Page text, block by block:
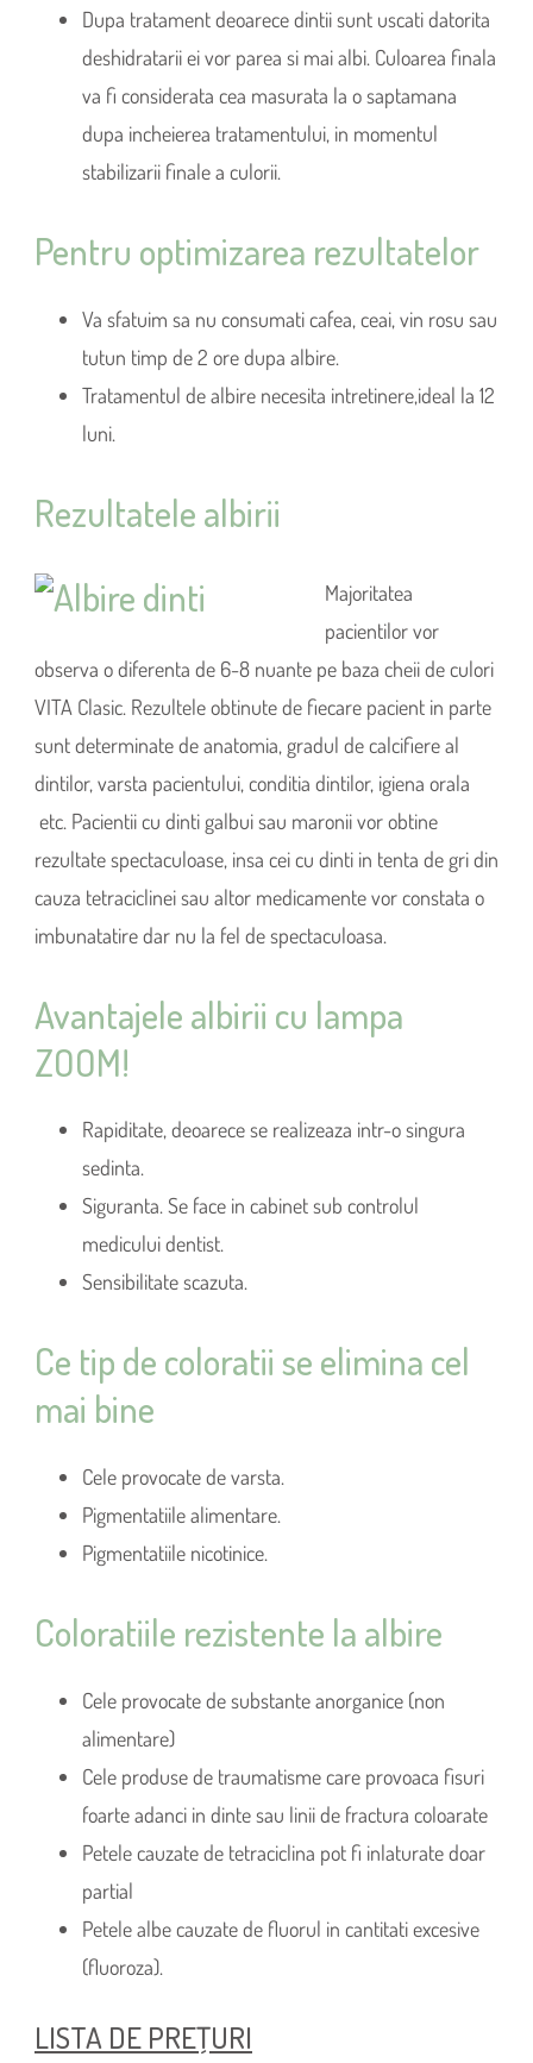
Dupa tratament deoarece dintii sunt uscati datorita
deshidratarii ei vor parea si mai albi. Culoarea finala
va fi considerata cea masurata la o saptamana
dupa incheierea tratamentului, in momentul
stabilizarii finale a culorii.
Pentru optimizarea rezultatelor
Va sfatuim sa nu consumati cafea, ceai, vin rosu sau
tutun timp de 2 ore dupa albire.
Tratamentul de albire necesita intretinere,ideal la 12
luni.
Rezultatele albirii
Majoritatea
pacientilor vor
observa o diferenta de 6-8 nuante pe baza cheii de culori
VITA Clasic. Rezultele obtinute de fiecare pacient in parte
sunt determinate de anatomia, gradul de calcifiere al
dintilor, varsta pacientului, conditia dintilor, igiena orala
etc. Pacientii cu dinti galbui sau maronii vor obtine
rezultate spectaculoase, insa cei cu dinti in tenta de gri din
cauza tetraciclinei sau altor medicamente vor constata o
imbunatatire dar nu la fel de spectaculoasa.
Avantajele albirii cu lampa
ZOOM!
Rapiditate, deoarece se realizeaza intr-o singura
sedinta.
Siguranta. Se face in cabinet sub controlul
medicului dentist.
Sensibilitate scazuta.
Ce tip de coloratii se elimina cel
mai bine
Cele provocate de varsta.
Pigmentatiile alimentare.
Pigmentatiile nicotinice.
Coloratiile rezistente la albire
Cele provocate de substante anorganice (non
alimentare)
Cele produse de traumatisme care provoaca fisuri
foarte adanci in dinte sau linii de fractura coloarate
Petele cauzate de tetraciclina pot fi inlaturate doar
partial
Petele albe cauzate de fluorul in cantitati excesive
(fluoroza).
LISTA DE PREŢURI